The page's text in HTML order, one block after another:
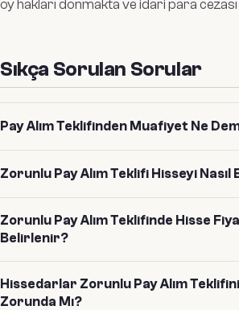
oy hakları donmakta ve idari para
Sıkça Sorulan Sorular
Pay Alım Teklifinden Muafiyet Ne
Zorunlu Pay Alım Teklifi Hisseyi Nasıl
Zorunlu Pay Alım Teklifinde Hisse
Belirlenir?
Hissedarlar Zorunlu Pay Alım
Zorunda Mı?